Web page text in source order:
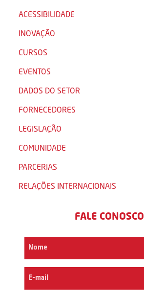
ACESSIBILIDADE
INOVAÇÃO
CURSOS
EVENTOS
DADOS DO SETOR
FORNECEDORES
LEGISLAÇÃO
COMUNIDADE
PARCERIAS
RELAÇÕES INTERNACIONAIS
FALE CONOSCO